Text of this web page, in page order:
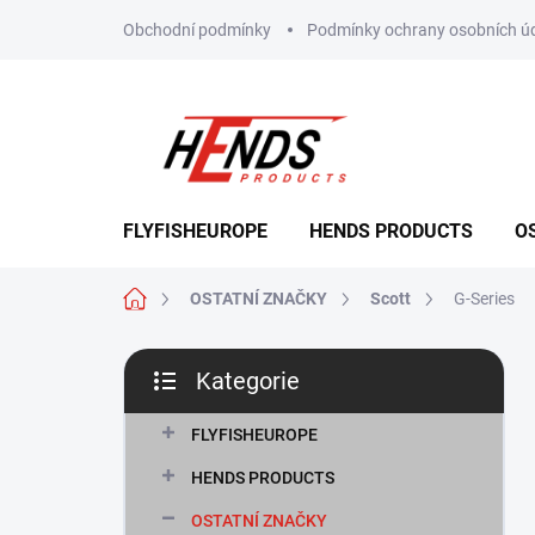
Obchodní podmínky Podmínky ochrany osobních
FLYFISHEUROPE HENDS PRODUCTS
Domů OSTATNÍ ZNAČKY Scott G-Series
P
s
kategorie
Kategorie
FLYFISHEUROPE
HENDS PRODUCTS
OSTATNÍ ZNAČKY